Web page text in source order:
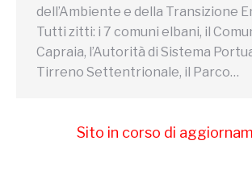
dell’Ambiente e della Transizione
Tutti zitti: i 7 comuni elbani, il
Capraia, l’Autorità di Sistema
Tirreno Settentrionale, il Parco…
Sito in corso di